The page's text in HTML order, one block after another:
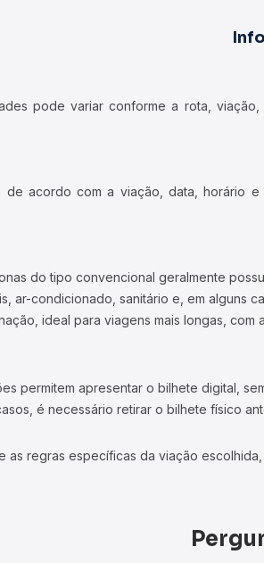
pode variar conforme a rota,
de acordo com a viação, data, horário
do tipo convencional geralmente
ar-condicionado, sanitário e, em alguns
ideal para viagens mais longas,
permitem apresentar o bilhete digital,
é necessário retirar o bilhete físico
as regras específicas da viação